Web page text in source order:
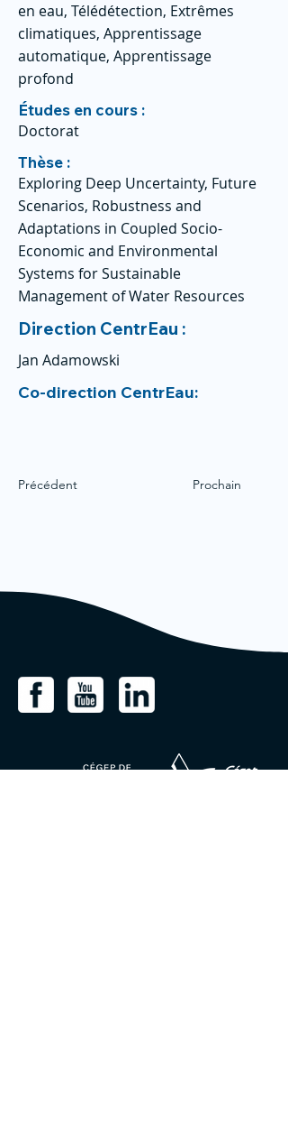
en eau, Télédétection, Extrêmes
climatiques, Apprentissage
automatique, Apprentissage
profond
Études en cours :
Doctorat
Thèse :
Exploring Deep Uncertainty, Future
Scenarios, Robustness and
Adaptations in Coupled Socio-
Economic and Environmental
Systems for Sustainable
Management of Water Resources
Direction CentrEau :
Jan Adamowski
Co-direction CentrEau:
Précédent Prochain